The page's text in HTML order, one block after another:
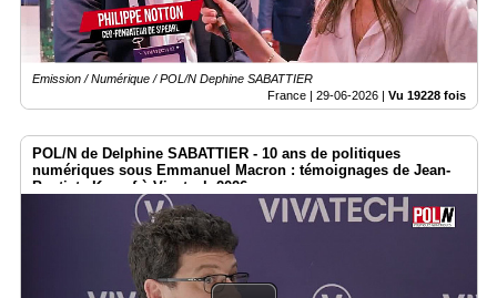
Emission / Numérique / POL/N Dephine SABATTIER
France | 29-06-2026 Vu 19228 fois
POL/N de Delphine SABATTIER - 10 ans de politiques
numériques sous Emmanuel Macron : témoignages de Jean-
Baptiste Kempf à Vivatech 2026